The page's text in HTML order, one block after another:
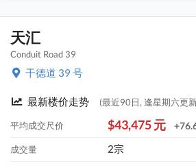
天汇
Conduit Road 39
干德道 39 号
最新楼价走势 (最近90日, 逢星期六更
平均成交尺价 $43,475 元
成交量 2宗